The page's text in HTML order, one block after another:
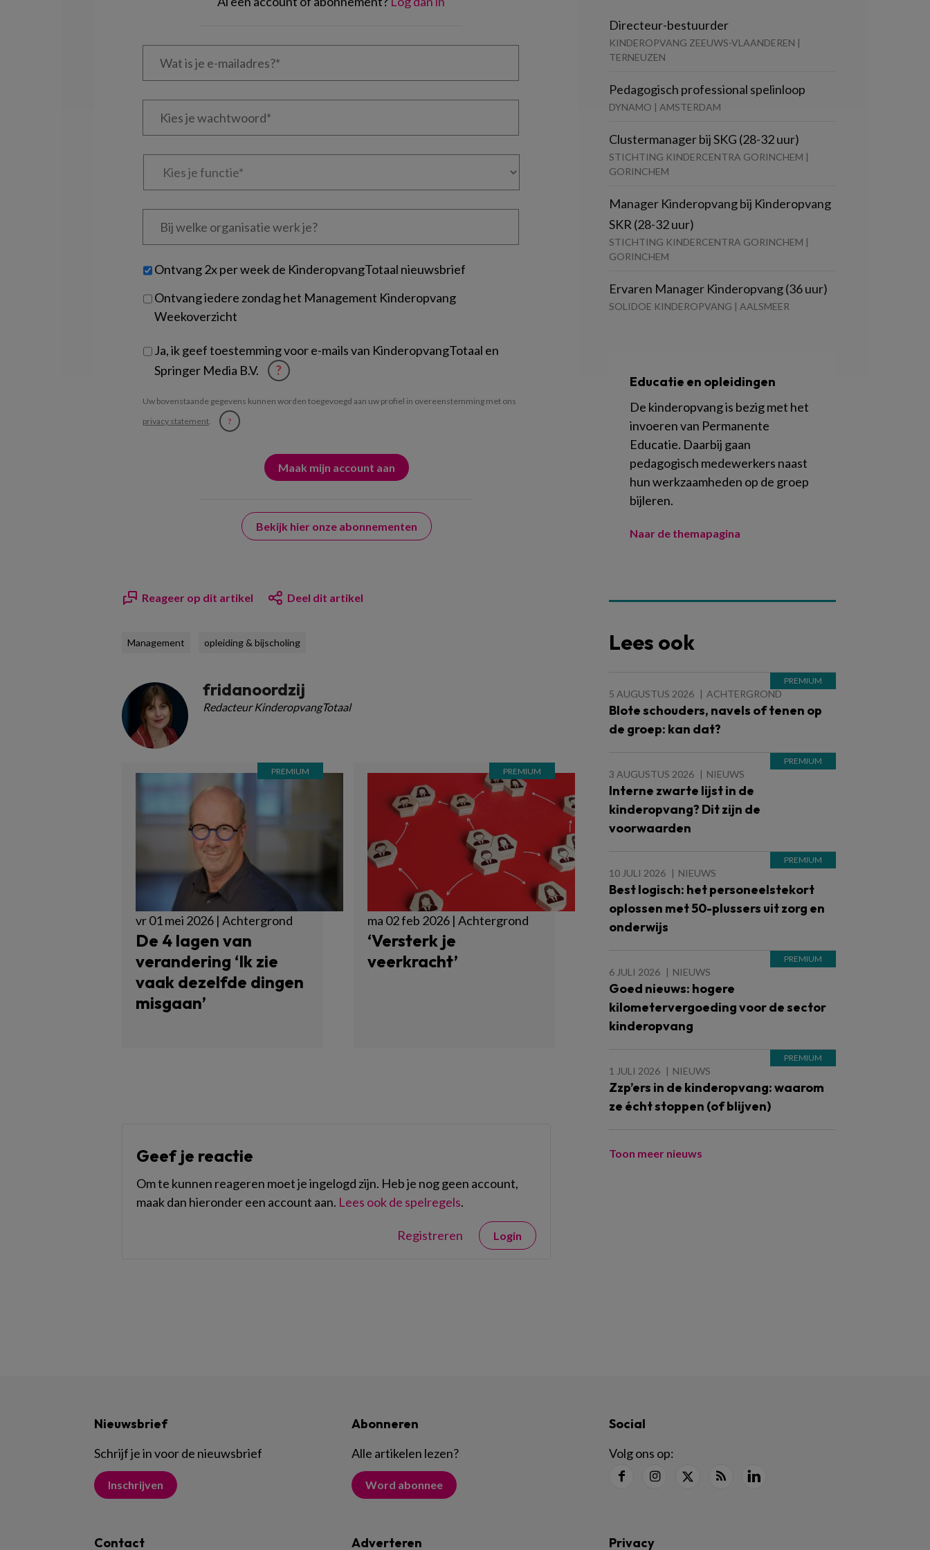
Wat
Kies
Kies
Bij
welke
je?
Untitled
Ontvang 2x per week de KinderopvangTotaal nieuwsbrief
Ontvang iedere zondag het Management Kinderopvang
Weekoverzicht
Ja, ik geef toestemming voor e-mails van KinderopvangTotaal en
Springer Media B.V.
?
Uw bovenstaande gegevens kunnen worden toegevoegd aan uw profiel in overeenstemming met ons
privacy statement. ?
Bekijk hier onze abonnementen
Reageer op dit artikel Deel dit artikel
Management opleiding & bijscholing
fridanoordzij
Redacteur KinderopvangTotaal
vr 01 mei 2026 | Achtergrond
De 4 lagen van
verandering ‘Ik zie
vaak dezelfde dingen
misgaan’
ma 02 feb 2026 | Achtergrond
‘Versterk je
veerkracht’
Geef je reactie
Om te kunnen reageren moet je ingelogd zijn. Heb je nog geen account,
maak dan hieronder een account aan. Lees ook de spelregels.
Registreren Login
Directeur-bestuurder
KINDEROPVANG ZEEUWS-VLAANDEREN |
TERNEUZEN
Pedagogisch professional spelinloop
DYNAMO | AMSTERDAM
Clustermanager bij SKG (28-32 uur)
STICHTING KINDERCENTRA GORINCHEM |
GORINCHEM
Manager Kinderopvang bij Kinderopvang
SKR (28-32 uur)
STICHTING KINDERCENTRA GORINCHEM |
GORINCHEM
Ervaren Manager Kinderopvang (36 uur)
SOLIDOE KINDEROPVANG | AALSMEER
Educatie en opleidingen
De kinderopvang is bezig met het
invoeren van Permanente
Educatie. Daarbij gaan
pedagogisch medewerkers naast
hun werkzaamheden op de groep
bijleren.
Naar de themapagina
Lees ook
5 AUGUSTUS 2026 ACHTERGROND
Blote schouders, navels of tenen op
de groep: kan dat?
3 AUGUSTUS 2026 NIEUWS
Interne zwarte lijst in de
kinderopvang? Dit zijn de
voorwaarden
10 JULI 2026 NIEUWS
Best logisch: het personeelstekort
oplossen met 50-plussers uit zorg en
onderwijs
6 JULI 2026 NIEUWS
Goed nieuws: hogere
kilometervergoeding voor de sector
kinderopvang
1 JULI 2026 NIEUWS
Zzp’ers in de kinderopvang: waarom
ze écht stoppen (of blijven)
Toon meer nieuws
Nieuwsbrief
Schrijf je in voor de nieuwsbrief
Inschrijven
Abonneren
Alle artikelen lezen?
Word abonnee
Social
Volg ons op:
Contact Adverteren Privacy